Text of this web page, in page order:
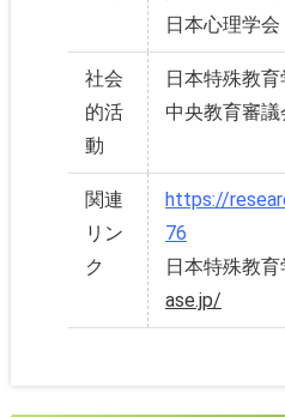
日本心理学会
社会
的活
動
日本特殊教
中央教育審議
関連
リン
ク
https://
76
日本特殊教
ase.jp/